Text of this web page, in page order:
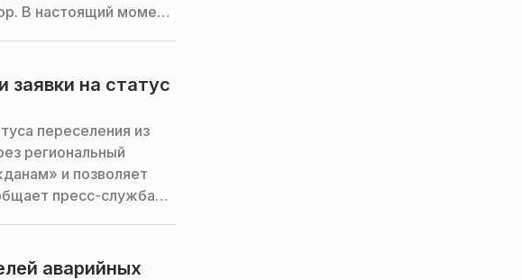
В настоящий момент
на статус
переселения из
региональный
и позволяет
пресс-служба
аварийных